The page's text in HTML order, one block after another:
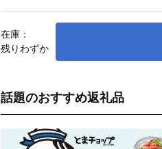
在庫：
残りわずか
話題のおすすめ返礼品